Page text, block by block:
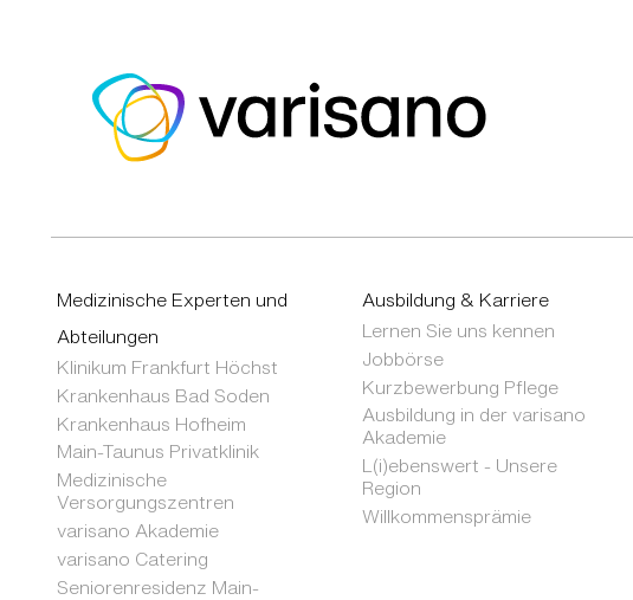
Medizinische Experten und
Abteilungen
Klinikum Frankfurt Höchst
Krankenhaus Bad Soden
Krankenhaus Hofheim
Main-Taunus Privatklinik
Medizinische
Versorgungszentren
varisano Akademie
varisano Catering
Seniorenresidenz Main-
Ausbildung & Karriere
Lernen Sie uns kennen
Jobbörse
Kurzbewerbung Pflege
Ausbildung in der varisano
Akademie
L(i)ebenswert - Unsere
Region
Willkommensprämie